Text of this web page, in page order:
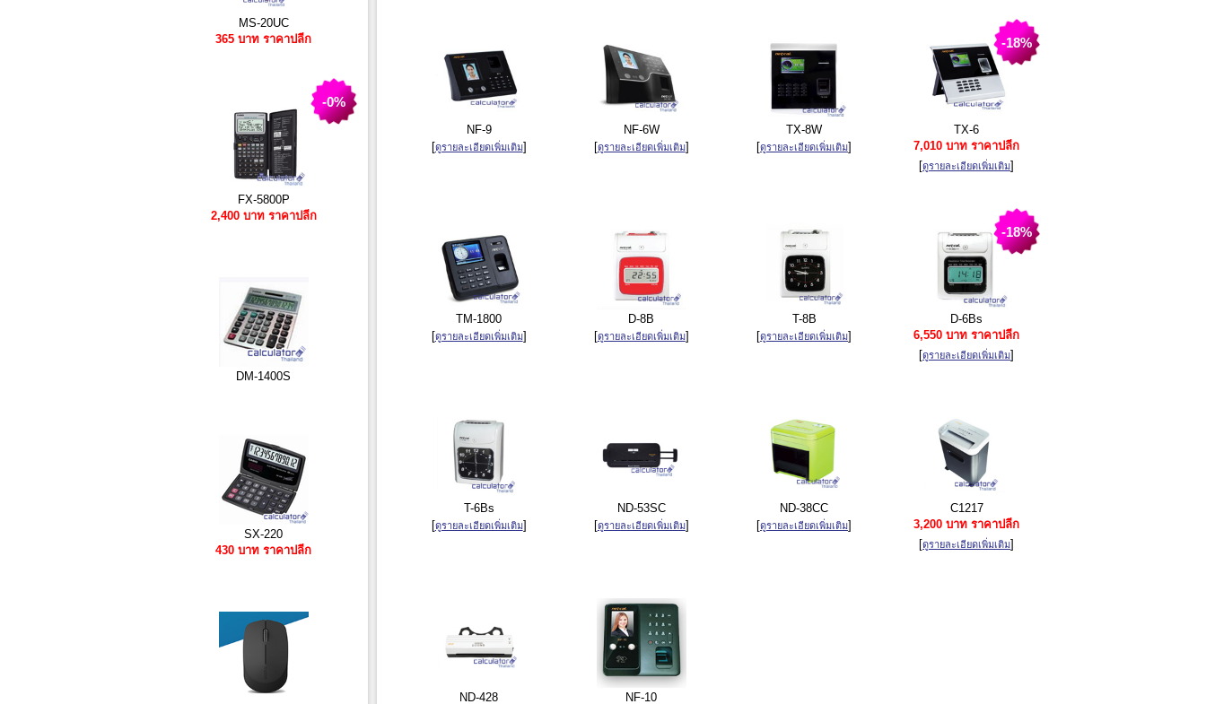
MS-20UC
365 บาท ราคาปลีก
FX-5800P
2,400 บาท ราคาปลีก
-0%
DM-1400S
SX-220
430 บาท ราคาปลีก
NF-9
[ดูรายละเอียดเพิ่มเติม]
NF-6W
[ดูรายละเอียดเพิ่มเติม]
TX-8W
[ดูรายละเอียดเพิ่มเติม]
TX-6
7,010 บาท ราคาปลีก
[ดูรายละเอียดเพิ่มเติม]
-18%
TM-1800
[ดูรายละเอียดเพิ่มเติม]
D-8B
[ดูรายละเอียดเพิ่มเติม]
T-8B
[ดูรายละเอียดเพิ่มเติม]
D-6Bs
6,550 บาท ราคาปลีก
[ดูรายละเอียดเพิ่มเติม]
-18%
T-6Bs
[ดูรายละเอียดเพิ่มเติม]
ND-53SC
[ดูรายละเอียดเพิ่มเติม]
ND-38CC
[ดูรายละเอียดเพิ่มเติม]
C1217
3,200 บาท ราคาปลีก
[ดูรายละเอียดเพิ่มเติม]
ND-428 NF-10